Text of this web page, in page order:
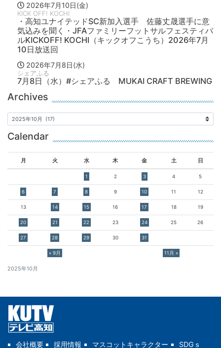
2026年7月10日(金)
KICK OFF! KOCHI
・高知ユナイテッドSC新加入選手 佐藤丈晟選手に意
気込みを聞く・JFAファミリーフットサルフェスティバ
ルKICKOFF! KOCHI（キックオフこうち）2026年7月
10日放送回
2026年7月8日(水)
シェアふる
7月8日（水）#シェアふる MUKAI CRAFT BREWING
Archives
Calendar
2025年10月
月 火 水 木 金 土 日
« 9月 11月 »
1 2 3 4 5
6 7 8 9 10 11 12
13 14 15 16 17 18 19
20 21 22 23 24 25 26
27 28 29 30 31
会社概要 採用情報 マスコットキャラクター SDGｓ